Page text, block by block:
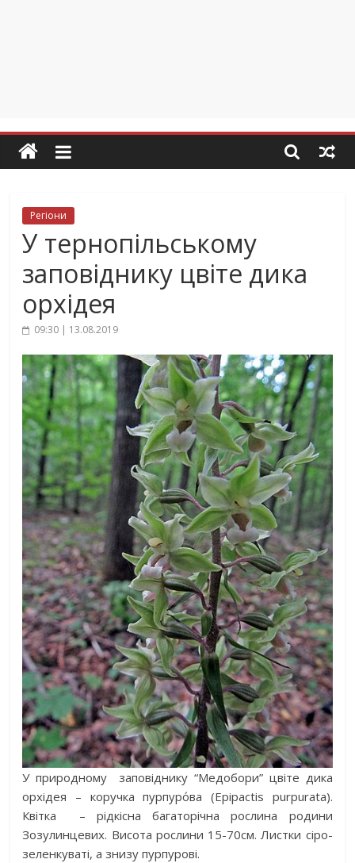
Регіони
У тернопільському
заповіднику цвіте дика
орхідея
09:30 | 13.08.2019
У природному заповіднику “Медобори” цвіте дика
орхідея – коручка пурпуро́ва (Epipactis purpurata).
Квітка – рідкісна багаторічна рослина родини
Зозулинцевих. Висота рослини 15-70см. Листки сіро-
зеленкуваті, а знизу пурпурові.